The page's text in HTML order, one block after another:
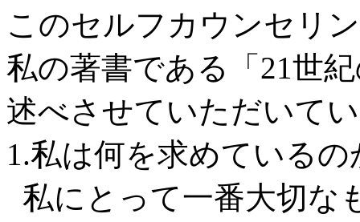
このセルフカウンセリ
私の著書である「21世
述べさせていただいて
1.私は何を求めているの
私にとって一番大切な